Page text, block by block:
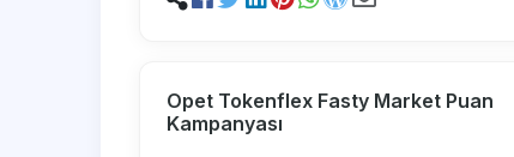
Opet Tokenflex Fasty Market Puan
Kampanyası